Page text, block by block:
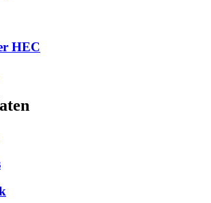
HEC